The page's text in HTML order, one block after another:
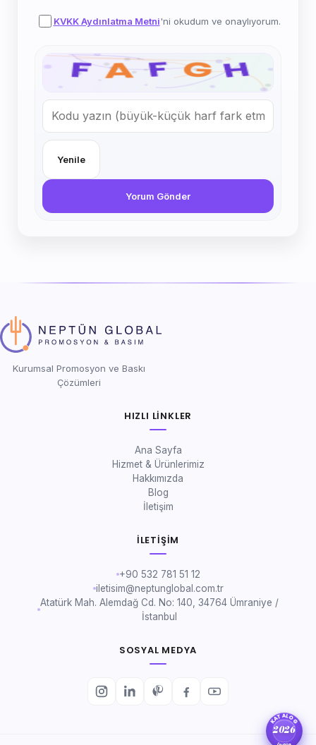
KVKK Aydınlatma Metni'ni okudum ve onaylıyorum.
Yenile
Yorum Gönder
Kurumsal Promosyon ve Baskı
Çözümleri
HIZLI LINKLER
Ana Sayfa
Hizmet & Ürünlerimiz
Hakkımızda
Blog
İletişim
İLETIŞIM
+90 532 781 51 12
iletisim@neptunglobal.com.tr
Atatürk Mah. Alemdağ Cd. No: 140, 34764 Ümraniye /
İstanbul
SOSYAL MEDYA
KATALOG
2026